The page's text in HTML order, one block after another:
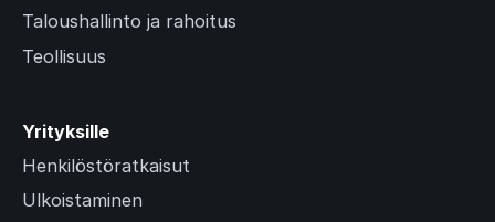
Taloushallinto ja rahoitus
Teollisuus
Yrityksille
Henkilöstöratkaisut
Ulkoistaminen